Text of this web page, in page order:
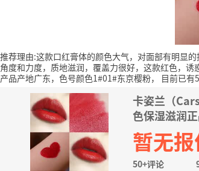
推荐理由:这款口红膏体的颜色大气，对面部有明显
角度和力度，质地滋润，覆盖力很好，这款红色，诱
产品产地广东，色号颜色1#01#东京樱粉，
目前已有
卡姿兰（
色保湿滋润
暂无
50+评论